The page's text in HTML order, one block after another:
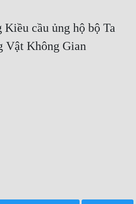
Kiều cầu ủng hộ bộ Ta
Vật Không Gian